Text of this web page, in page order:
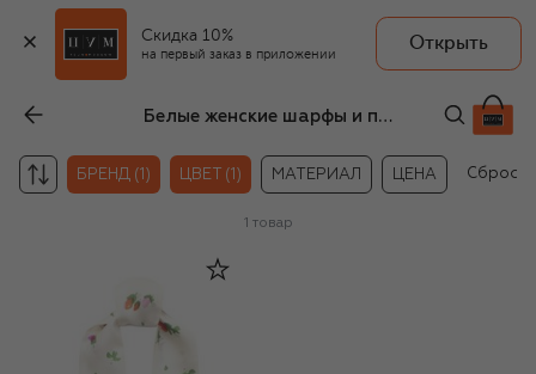
Скидка 10%
на первый заказ в приложении
Открыть
Белые женские шарфы и платки Furla
БРЕНД (1) ЦВЕТ (1) МАТЕРИАЛ ЦЕНА
1 товар